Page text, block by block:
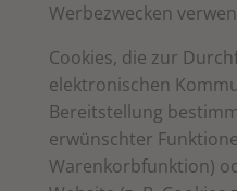
Werbezwecken
Cookies, die zur
elektronischen
Bereitstellung
erwünschter
Warenkorbfunktion)